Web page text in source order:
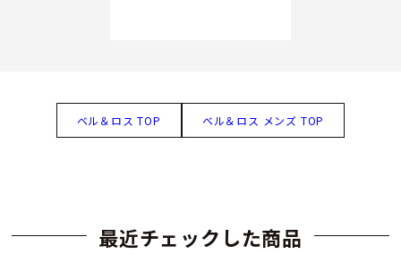
ベル＆ロス TOP ベル＆ロス メンズ TOP
最近チェックした商品